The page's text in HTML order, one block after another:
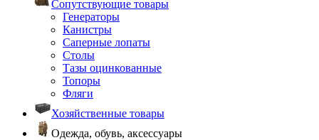
Сопутствующие товары
Генераторы
Канистры
Саперные лопаты
Столы
Тазы оцинкованные
Топоры
Фляги
Хозяйственные товары
Одежда, обувь, аксессуары